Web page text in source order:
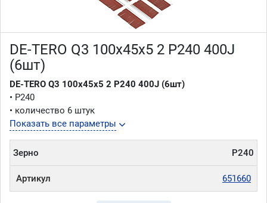
DE-TERO Q3 100х45х5 2 P240 400J
(6шт)
DE-TERO Q3 100х45х5 2 P240 400J (6шт)
• P240
• количество 6 штук
Показать все параметры
Зерно P240
Артикул 651660